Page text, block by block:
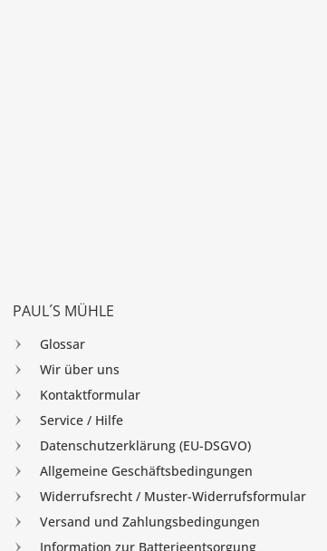
PAUL´S MÜHLE
Glossar
Wir über uns
Kontaktformular
Service / Hilfe
Datenschutzerklärung (EU-DSGVO)
Allgemeine Geschäftsbedingungen
Widerrufsrecht / Muster-Widerrufsformular
Versand und Zahlungsbedingungen
Information zur Batterieentsorgung